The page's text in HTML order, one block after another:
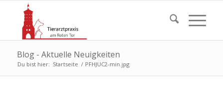
Blog - Aktuelle Neuigkeiten
Du bist hier: Startseite / PFHJUC2-min.jpg